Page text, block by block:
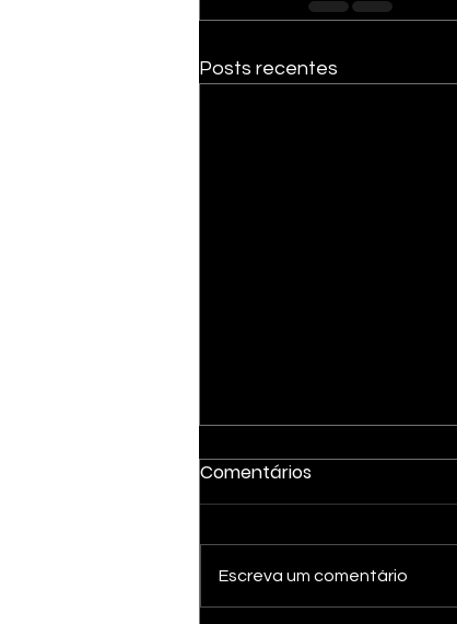
Posts recentes
Comentários
Escreva um comentário